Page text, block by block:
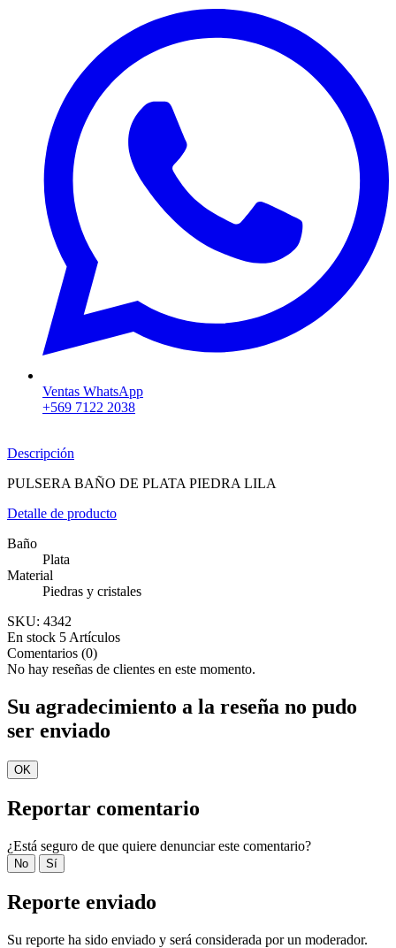
Ventas WhatsApp
+569 7122 2038
Descripción
PULSERA BAÑO DE PLATA PIEDRA LILA
Detalle de producto
Baño
Plata
Material
Piedras y cristales
SKU: 4342
En stock 5 Artículos
Comentarios (0)
No hay reseñas de clientes en este momento.
Su agradecimiento a la reseña no pudo
ser enviado
OK
Reportar comentario
¿Está seguro de que quiere denunciar este comentario?
No Sí
Reporte enviado
Su reporte ha sido enviado y será considerada por un moderador.